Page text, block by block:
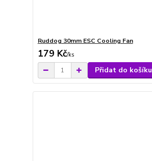
Ruddog 30mm ESC Cooling Fan
179 Kč/ks
Přidat do košíku